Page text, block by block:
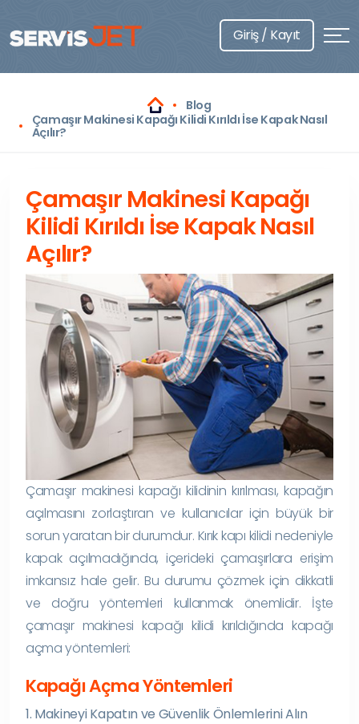
Giriş / Kayıt
Blog
Çamaşır Makinesi Kapağı Kilidi Kırıldı İse Kapak Nasıl
Açılır?
Çamaşır Makinesi Kapağı
Kilidi Kırıldı İse Kapak Nasıl
Açılır?
Çamaşır makinesi kapağı kilidinin kırılması, kapağın
açılmasını zorlaştıran ve kullanıcılar için büyük bir
sorun yaratan bir durumdur. Kırık kapı kilidi nedeniyle
kapak açılmadığında, içerideki çamaşırlara erişim
imkansız hale gelir. Bu durumu çözmek için dikkatli
ve doğru yöntemleri kullanmak önemlidir. İşte
çamaşır makinesi kapağı kilidi kırıldığında kapağı
açma yöntemleri:
Kapağı Açma Yöntemleri
1. Makineyi Kapatın ve Güvenlik Önlemlerini Alın